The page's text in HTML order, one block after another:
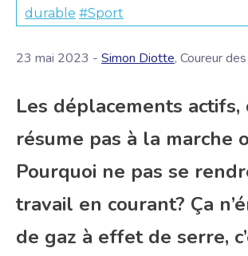
durable #Sport
23 mai 2023 - Simon Diotte, Coureur
Les déplacements actifs,
résume pas à la marche
Pourquoi ne pas se
travail en courant? Ça
de gaz à effet de serre,